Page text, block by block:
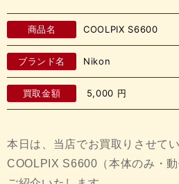
商品名 COOLPIX S6600
ブランド名 Nikon
買取金額 5,000 円
本日は、当店でお買取りさせて
COOLPIX S6600（本体のみ・